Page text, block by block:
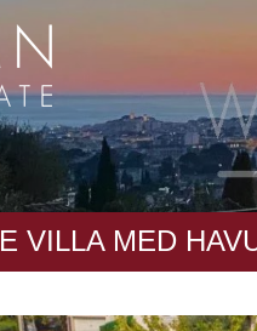
VILLA MED